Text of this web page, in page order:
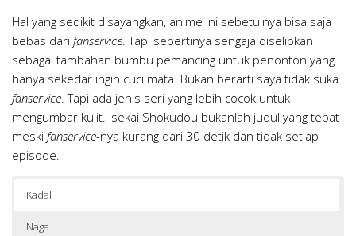
Hal yang sedikit disayangkan, anime ini sebetulnya bisa saja
bebas dari fanservice. Tapi sepertinya sengaja diselipkan
sebagai tambahan bumbu pemancing untuk penonton yang
hanya sekedar ingin cuci mata. Bukan berarti saya tidak suka
fanservice. Tapi ada jenis seri yang lebih cocok untuk
mengumbar kulit. Isekai Shokudou bukanlah judul yang tepat
meski fanservice-nya kurang dari 30 detik dan tidak setiap
episode.
Kadal
Naga